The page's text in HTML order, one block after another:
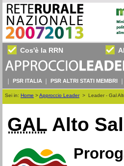
Cos'è la RRN
PSR ITALIA PSR ALTRI STATI MEMBRI
Sei in: Home >Approccio Leader> Leader - Gal
GAL Alto